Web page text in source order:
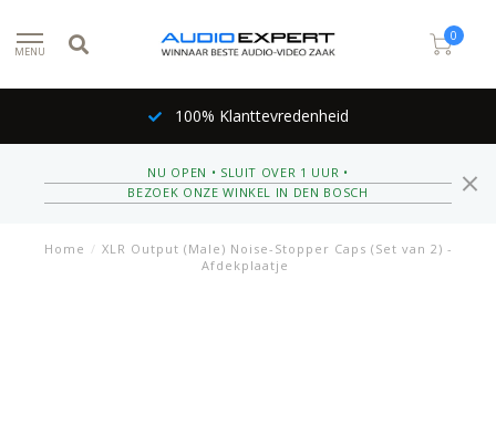
MENU
0
100% Klanttevredenheid
NU OPEN • SLUIT OVER 1 UUR •
BEZOEK ONZE WINKEL IN DEN BOSCH
Home / XLR Output (Male) Noise-Stopper Caps (Set van 2) -
Afdekplaatje